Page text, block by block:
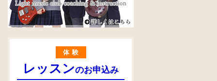
体験
レッスンのお申込み